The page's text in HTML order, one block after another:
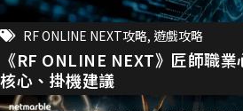
RF ONLINE NEXT攻略, 遊戲攻略
《RF ONLINE NEXT》匠師職
核心、掛機建議